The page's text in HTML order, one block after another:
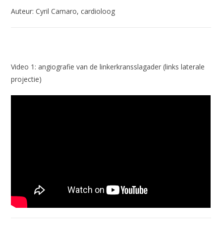
Auteur: Cyril Camaro, cardioloog
Video 1: angiografie van de linkerkransslagader (links laterale
projectie)